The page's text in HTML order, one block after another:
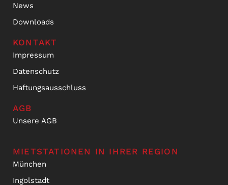
News
Downloads
KONTAKT
Impressum
Datenschutz
Haftungsausschluss
AGB
Unsere AGB
MIETSTATIONEN IN IHRER REGION
München
Ingolstadt